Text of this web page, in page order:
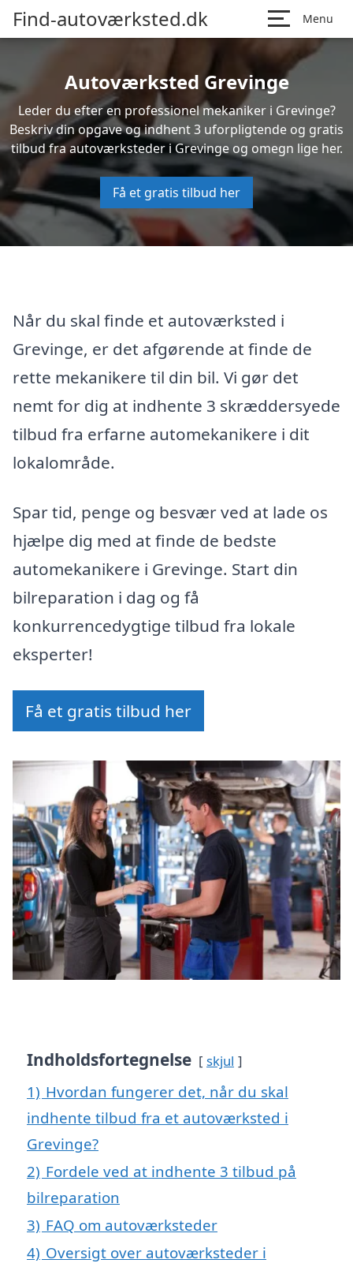
Find-autoværksted.dk Menu
Autoværksted Grevinge
Leder du efter en professionel mekaniker i Grevinge?
Beskriv din opgave og indhent 3 uforpligtende og gratis
tilbud fra autoværksteder i Grevinge og omegn lige her.
Få et gratis tilbud her
Når du skal finde et autoværksted i
Grevinge, er det afgørende at finde de
rette mekanikere til din bil. Vi gør det
nemt for dig at indhente 3 skræddersyede
tilbud fra erfarne automekanikere i dit
lokalområde.
Spar tid, penge og besvær ved at lade os
hjælpe dig med at finde de bedste
automekanikere i Grevinge. Start din
bilreparation i dag og få
konkurrencedygtige tilbud fra lokale
eksperter!
Få et gratis tilbud her
Indholdsfortegnelse skjul
1) Hvordan fungerer det, når du skal
indhente tilbud fra et autoværksted i
Grevinge?
2) Fordele ved at indhente 3 tilbud på
bilreparation
3) FAQ om autoværksteder
4) Oversigt over autoværksteder i